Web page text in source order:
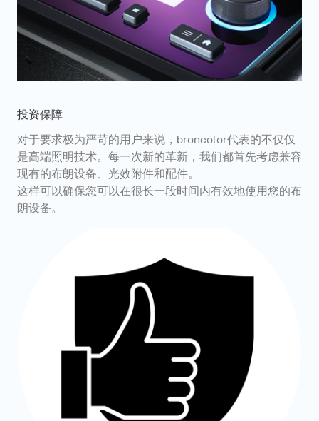
投资保障
对于要求极为严苛的用户来说，broncolor代表的不仅仅
是高端照明技术。每一次新的革新，我们都首先考虑兼容
现有的布朗设备、光效附件和配件。
这样可以确保您可以在很长一段时间内有效地使用您的布
朗设备。